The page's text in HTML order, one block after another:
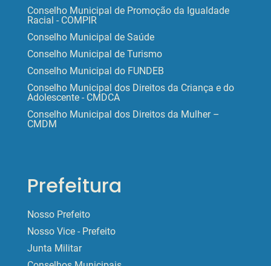
Conselho Municipal de Promoção da Igualdade
Racial - COMPIR
Conselho Municipal de Saúde
Conselho Municipal de Turismo
Conselho Municipal do FUNDEB
Conselho Municipal dos Direitos da Criança e do
Adolescente - CMDCA
Conselho Municipal dos Direitos da Mulher –
CMDM
Prefeitura
Nosso Prefeito
Nosso Vice - Prefeito
Junta Militar